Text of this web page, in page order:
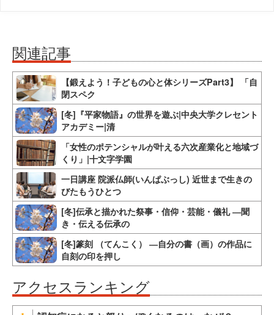
関連記事
【鍛えよう！子どもの心と体シリーズPart3】 「自
閉スペク
[冬]『平家物語』の世界を遊ぶ|中央大学クレセント
アカデミー|清
「女性のポテンシャルが叶える六次産業化と地域づ
くり」|十文字学園
一日講座 院派仏師(いんぱぶっし) 近世まで生きの
びたもうひとつ
[冬]伝承と描かれた祭事・信仰・芸能・儀礼 ―聞
き・伝える伝承の
[冬]篆刻 （てんこく） ―自分の書（画）の作品に
自刻の印を押し
アクセスランキング